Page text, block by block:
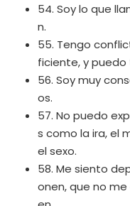
54. Soy lo que
n.
55. Tengo
ficiente, y puedo
56. Soy muy
os.
57. No puedo
s como la ira, el
el sexo.
58. Me siento
onen, que no